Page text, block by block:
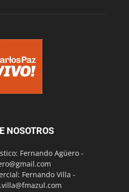
NOSOTROS
Fernando Agüero -
Fernando Villa -